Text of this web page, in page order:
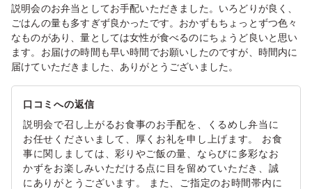
説明会のお弁当としてお手配いただきました。いろどりが良く、
ごはんの量も多すぎず良かったです。おかずもちょっとずつ色々
なものがあり、量としては女性が食べるのにちょうど良いと思い
ます。お届けの時間も早い時間でお願いしたのですが、時間内に
届けていただきました、ありがとうございました。
口コミへの返信
説明会で召し上がるお食事のお手配を、くるめし弁当に
お任せくださいまして、厚くお礼を申し上げます。 お食
事に関しましては、彩りやご飯の量、ならびに多彩なお
かずをお楽しみいただける点に目を留めていただき、誠
にありがとうございます。 また、ご指定のお時間帯内に